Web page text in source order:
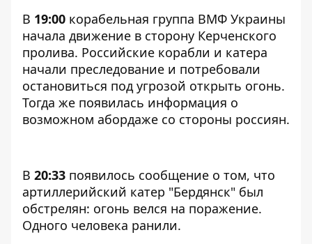
В 19:00 корабельная группа ВМФ Украины
начала движение в сторону Керченского
пролива. Российские корабли и катера
начали преследование и потребовали
остановиться под угрозой открыть огонь.
Тогда же появилась информация о
возможном абордаже со стороны россиян.
В 20:33 появилось сообщение о том, что
артиллерийский катер "Бердянск" был
обстрелян: огонь велся на поражение.
Одного человека ранили.